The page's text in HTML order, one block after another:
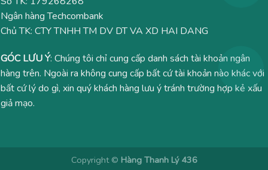
Ngân hàng Techcombank
Chủ TK: CTY TNHH TM DV DT VA XD HAI DANG
GÓC LƯU Ý: Chúng tôi chỉ cung cấp danh sách tài khoản ngân
hàng trên. Ngoài ra không cung cấp bất cứ tài khoản nào khác với
bất cứ lý do gì, xin quý khách hàng lưu ý tránh trường hợp kẻ xấu
giả mạo.
Copyright © Hàng Thanh Lý 436